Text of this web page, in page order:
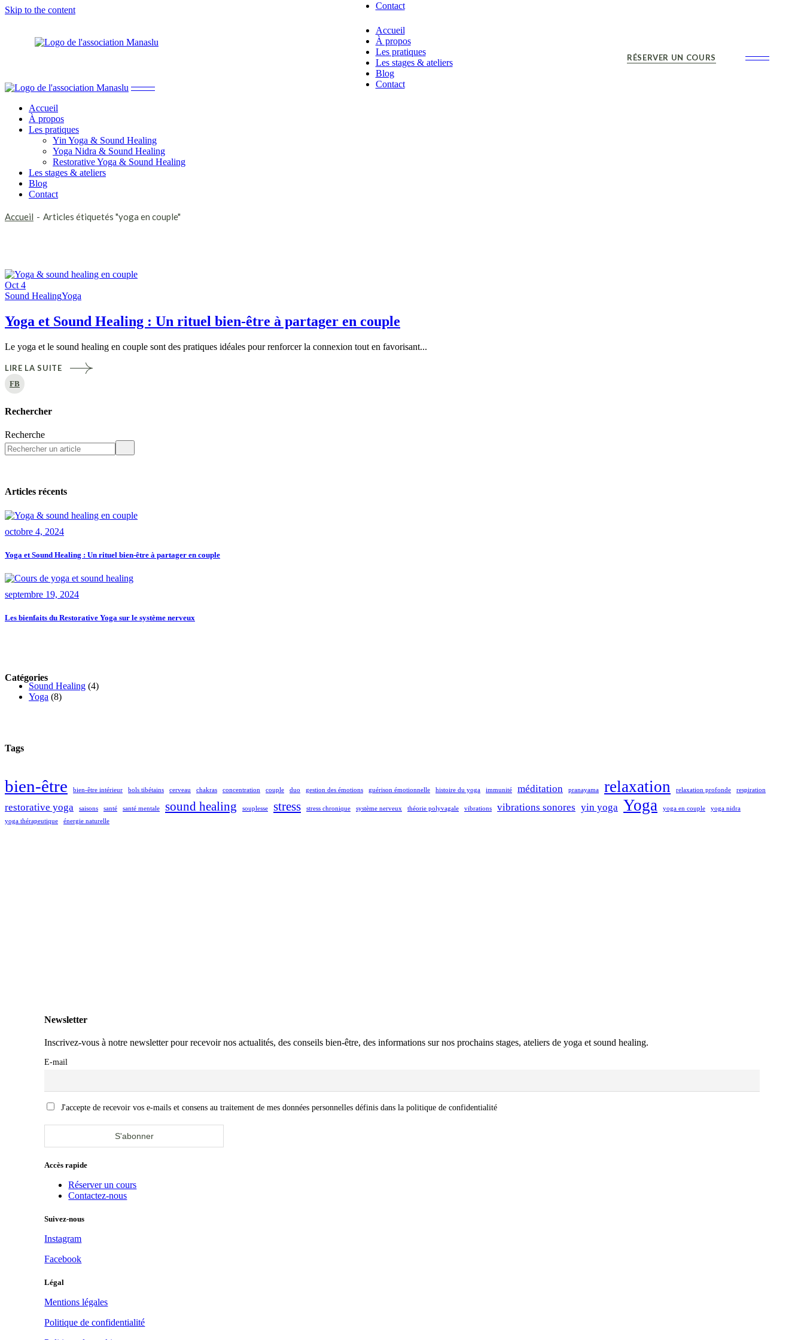
Skip to the content
Accueil
À propos
Les pratiques
Yin Yoga & Sound Healing
Yoga Nidra & Sound Healing
Restorative Yoga & Sound Healing
Les stages & ateliers
Blog
Contact
RÉSERVER UN COURS
Yin Yoga & Sound Healing
Yoga Nidra & Sound Healing
Contact
Accueil
À propos
Les pratiques
Yin Yoga & Sound Healing
Yoga Nidra & Sound Healing
Restorative Yoga & Sound Healing
Les stages & ateliers
Blog
Contact
Accueil Articles étiquetés "yoga en couple"
Oct 4
Sound HealingYoga
Yoga et Sound Healing : Un rituel bien-être à partager en couple
Le yoga et le sound healing en couple sont des pratiques idéales pour renforcer la connexion tout en favorisant...
LIRE LA SUITE
FB
Rechercher
Recherche
Articles récents
octobre 4, 2024
Yoga et Sound Healing : Un rituel bien-être à partager en couple
septembre 19, 2024
Les bienfaits du Restorative Yoga sur le système nerveux
Catégories
Sound Healing (4)
Yoga (8)
Tags
bien-être bien-être intérieur bols tibétains cerveau chakras concentration couple duo gestion des émotions guérison émotionnelle histoire du yoga immunité méditation pranayama relaxation relaxation profonde respiration
restorative yoga saisons santé santé mentale sound healing souplesse stress stress chronique système nerveux théorie polyvagale vibrations vibrations sonores yin yoga Yoga yoga en couple
yoga nidra
yoga thérapeutique
énergie naturelle
Newsletter
Inscrivez-vous à notre newsletter pour recevoir nos actualités, des conseils bien-être, des informations sur nos prochains stages, ateliers de yoga et sound healing.
E-mail
J'accepte de recevoir vos e-mails et consens au traitement de mes données personnelles définis dans la politique de confidentialité
Accès rapide
Réserver un cours
Contactez-nous
Suivez-nous
Instagram
Facebook
Légal
Mentions légales
Politique de confidentialité